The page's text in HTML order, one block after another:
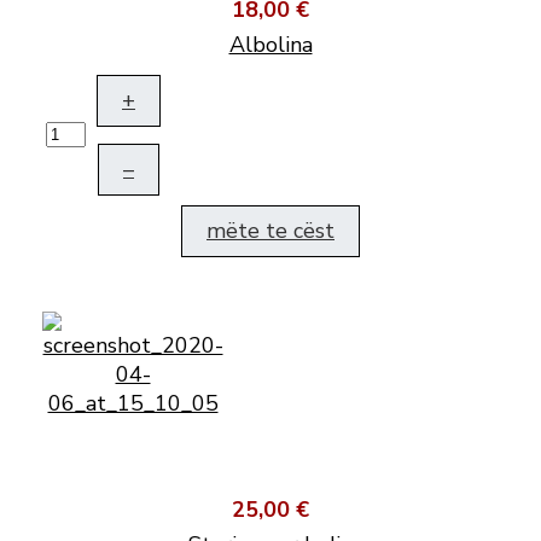
18,00 €
Albolina
+
–
mëte te cëst
25,00 €